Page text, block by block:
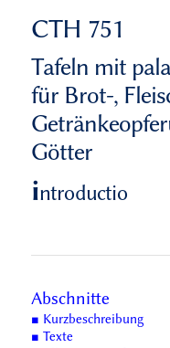
CTH 751
Tafeln mit
für Brot-,
Götter
introductio
Abschnitte
■ Kurzbeschreibung
■ Texte